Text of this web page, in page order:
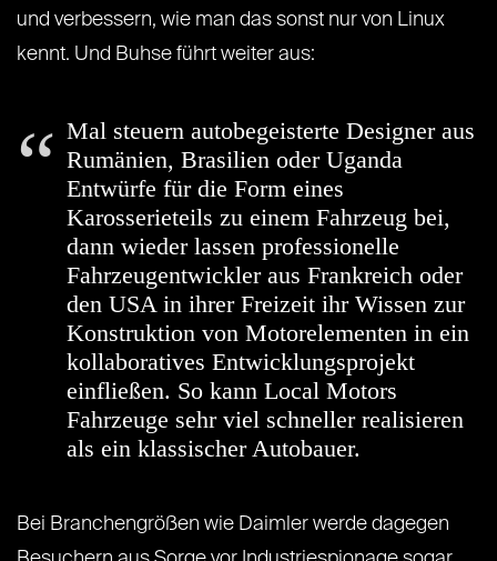
und verbessern, wie man das sonst nur von Linux
kennt. Und Buhse führt weiter aus:
Mal steuern autobegeisterte Designer aus
Rumänien, Brasilien oder Uganda
Entwürfe für die Form eines
Karosserieteils zu einem Fahrzeug bei,
dann wieder lassen professionelle
Fahrzeugentwickler aus Frankreich oder
den USA in ihrer Freizeit ihr Wissen zur
Konstruktion von Motorelementen in ein
kollaboratives Entwicklungsprojekt
einfließen. So kann Local Motors
Fahrzeuge sehr viel schneller realisieren
als ein klassischer Autobauer.
Bei Branchengrößen wie Daimler werde dagegen